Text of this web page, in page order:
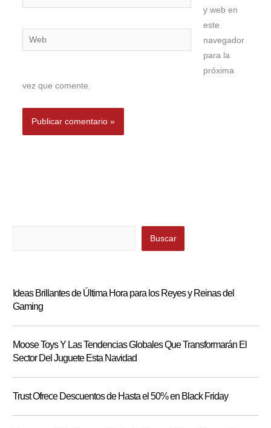
electrónico*
Web
y web en
este
navegador
para la
próxima
vez que comente.
Buscar
Ideas Brillantes de Última Hora para los Reyes y Reinas del
Gaming
Moose Toys Y Las Tendencias Globales Que Transformarán El
Sector Del Juguete Esta Navidad
Trust Ofrece Descuentos de Hasta el 50% en Black Friday